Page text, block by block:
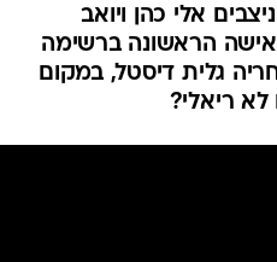
אלי כהן ויואב
הראשונה ברשימה
במקום 9 - אחריה גלית דיסטל, במקום